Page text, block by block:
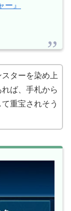
』
ターを染め上
ば、手札から
重宝されそう